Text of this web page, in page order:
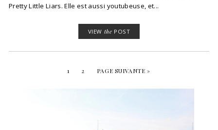
Pretty Little Liars. Elle est aussi youtubeuse, et...
VIEW the POST
1 2 PAGE SUIVANTE »